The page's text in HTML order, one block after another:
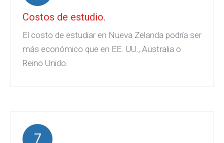
Costos de estudio.
El costo de estudiar en Nueva Zelanda podría ser
más económico que en EE. UU., Australia o
Reino Unido.
7